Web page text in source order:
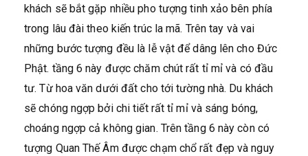
khách sẽ bắt gặp nhiều pho tượng tinh xảo bên phía
trong lâu đài theo kiến trúc la mã. Trên tay và vai
những bước tượng đều là lễ vật để dâng lên cho Đức
Phật. tầng 6 này được chăm chút rất tỉ mỉ và có đầu
tư. Từ hoa văn dưới đất cho tới tường nhà. Du khách
sẽ chóng ngợp bởi chi tiết rất tỉ mỉ và sáng bóng,
choáng ngợp cả không gian. Trên tầng 6 này còn có
tượng Quan Thế Âm được chạm chổ rất đẹp và nguy